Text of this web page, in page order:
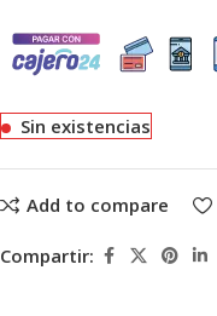
Sin existencias
Add to compare
Compartir: